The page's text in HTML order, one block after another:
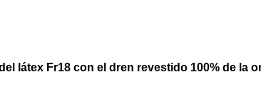
látex Fr18 con el dren revestido 100% de la